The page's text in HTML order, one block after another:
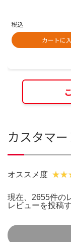
税込
カートに
カスタマ
オススメ度
現在、2655件の
レビューを投稿